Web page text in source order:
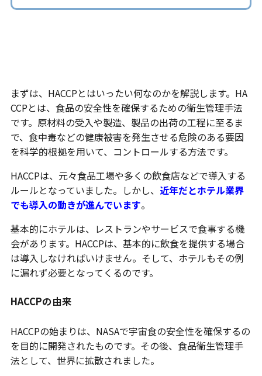
まずは、HACCPとはいったい何なのかを解説します。HA
CCPとは、食品の安全性を確保するための衛生管理手法
です。原材料の受入や製造、製品の出荷の工程に至るま
で、食中毒などの健康被害を発生させる危険のある要因
を科学的根拠を用いて、コントロールする方法です。
HACCPは、元々食品工場や多くの飲食店などで導入する
ルールとなっていました。しかし、 近年だとホテル業界
でも導入の動きが進んでいます。
基本的にホテルは、レストランやサービスで食事する機
会があります。HACCPは、基本的に飲食を提供する場合
は導入しなければいけません。そして、ホテルもその例
に漏れず必要となってくるのです。
HACCPの由来
HACCPの始まりは、NASAで宇宙食の安全性を確保するの
を目的に開発されたものです。その後、食品衛生管理手
法として、世界に拡散されました。